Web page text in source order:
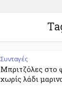
Συνταγές
Μπριτζόλες στο
χωρίς λάδι